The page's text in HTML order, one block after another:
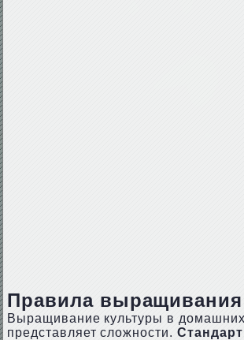
Правила выращивания
Выращивание культуры в
представляет сложности.